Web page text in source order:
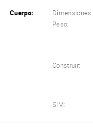
Cuerpo: Dimensiones:
Peso:
Construir:
SIM: